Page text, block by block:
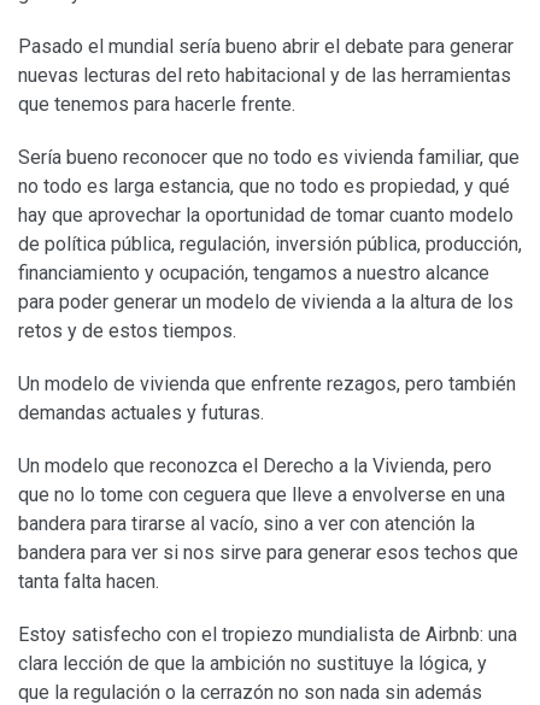
Pasado el mundial sería bueno abrir el debate para generar
nuevas lecturas del reto habitacional y de las herramientas
que tenemos para hacerle frente.
Sería bueno reconocer que no todo es vivienda familiar, que
no todo es larga estancia, que no todo es propiedad, y qué
hay que aprovechar la oportunidad de tomar cuanto modelo
de política pública, regulación, inversión pública, producción,
financiamiento y ocupación, tengamos a nuestro alcance
para poder generar un modelo de vivienda a la altura de los
retos y de estos tiempos.
Un modelo de vivienda que enfrente rezagos, pero también
demandas actuales y futuras.
Un modelo que reconozca el Derecho a la Vivienda, pero
que no lo tome con ceguera que lleve a envolverse en una
bandera para tirarse al vacío, sino a ver con atención la
bandera para ver si nos sirve para generar esos techos que
tanta falta hacen.
Estoy satisfecho con el tropiezo mundialista de Airbnb: una
clara lección de que la ambición no sustituye la lógica, y
que la regulación o la cerrazón no son nada sin además